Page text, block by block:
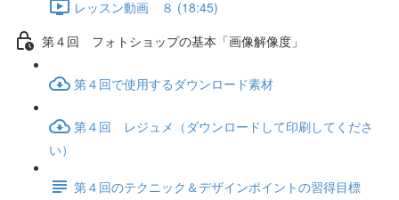
レッスン動画 ８ (18:45)
第４回 フォトショップの基本「画像解像度」
第４回で使用するダウンロード素材
第４回 レジュメ（ダウンロードして印刷してくださ
い）
第４回のテクニック＆デザインポイントの習得目標